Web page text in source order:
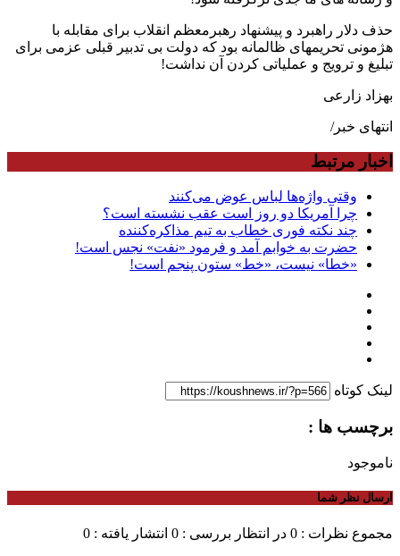
حذف دلار راهبرد و پیشنهاد رهبرمعظم انقلاب برای مقابله با
هژمونی تحریمهای ظالمانه بود که دولت بی تدبیر قبلی عزمی برای
تبلیغ و ترویج و عملیاتی کردن آن نداشت!
بهزاد زارعی
انتهای خبر/
اخبار مرتبط
وقتی واژه‌ها لباس عوض می‌کنند
چرا آمریکا دو روز است عقب نشسته است؟
چند نکته فوری خطاب به تیم مذاکره‌کننده
حضرت به خوابم آمد و فرمود «نفت» نجس است!
«خطا» نیست، «خط» ستون پنجم است!
لینک کوتاه
برچسب ها :
ناموجود
ارسال نظر شما
مجموع نظرات : 0 در انتظار بررسی : 0 انتشار یافته : 0